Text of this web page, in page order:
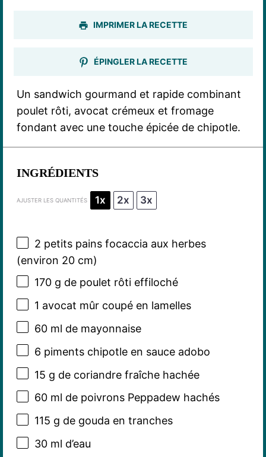
IMPRIMER LA RECETTE
ÉPINGLER LA RECETTE
Un sandwich gourmand et rapide combinant
poulet rôti, avocat crémeux et fromage
fondant avec une touche épicée de chipotle.
INGRÉDIENTS
AJUSTER LES QUANTITÉS 1x 2x 3x
2 petits pains focaccia aux herbes
(environ 20cm)
170 g de poulet rôti effiloché
1 avocat mûr coupé en lamelles
60ml de mayonnaise
6 piments chipotle en sauce adobo
15 g de coriandre fraîche hachée
60ml de poivrons Peppadew hachés
115 g de gouda en tranches
30ml d’eau